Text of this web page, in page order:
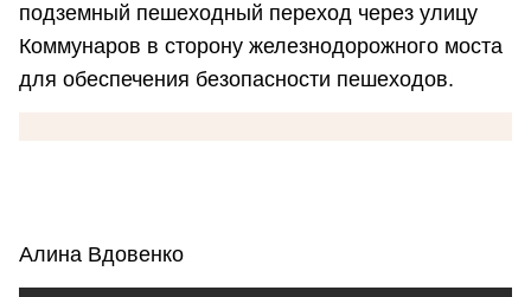
подземный пешеходный переход через улицу
Коммунаров в сторону железнодорожного моста
для обеспечения безопасности пешеходов.
Алина Вдовенко